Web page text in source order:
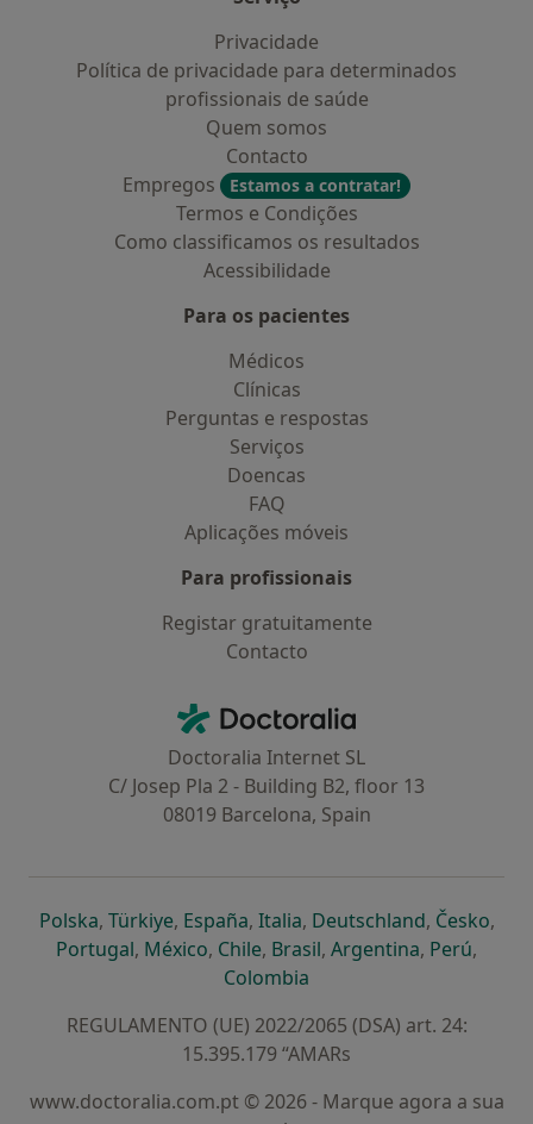
Privacidade
Política de privacidade para determinados
profissionais de saúde
Quem somos
Contacto
Empregos
Estamos a contratar!
Termos e Condições
Como classificamos os resultados
Acessibilidade
Para os pacientes
Médicos
Clínicas
Perguntas e respostas
Serviços
Doencas
FAQ
Aplicações móveis
Para profissionais
Registar gratuitamente
Contacto
Doctoralia - Homepage
Doctoralia Internet SL
C/ Josep Pla 2 - Building B2, floor 13
08019 Barcelona, Spain
Polskaabre num novo separador
, Türkiyeabre num novo separador
, Españaabre num novo separador
, Italiaabre num novo
, Deutschlandabre num
, Česko,
Portugalabre num novo separador
, Méxicoabre num novo separador
, Chileabre num novo separador
, Brasilabre num novo
, Argentinaabre num
, Perúabre
,
Colombia
REGULAMENTO (UE) 2022/2065 (DSA) art. 24:
15.395.179 “AMARs
www.doctoralia.com.pt © 2026 - Marque agora a sua